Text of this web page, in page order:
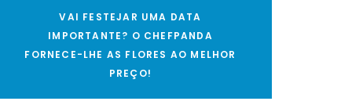
VAI FESTEJAR UMA DATA
IMPORTANTE? O CHEFPANDA
FORNECE-LHE AS FLORES AO MELHOR
PREÇO!